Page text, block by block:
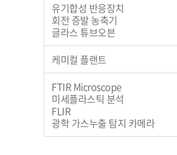
유기합성 반응장치
회전 증발 농축기
글라스 튜브오븐
케미컬 플랜트
FTIR Microscope
미세플라스틱 분석
FLIR
광학 가스누출 탐지 카메라